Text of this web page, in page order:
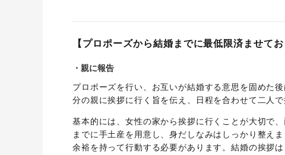
【プロポーズから結婚までに最低限済ませてお
・親に報告
プロポーズを行い、お互いが結婚する意思を固めた
分の親に挨拶に行く旨を伝え、日程を合わせて二人で
基本的には、女性の家から挨拶に行くことが大切で
までに手土産を用意し、身だしなみはしっかり整え
余裕を持って行動する必要があります。結婚の挨拶